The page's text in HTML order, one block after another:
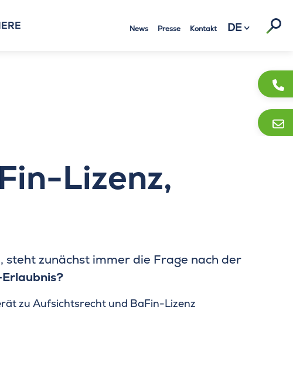
News Presse Kontakt DE
Lizenz,
steht zunächst immer die Frage nach der